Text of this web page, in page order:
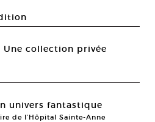
Une collection privée
univers fantastique
de l’Hôpital Sainte-Anne